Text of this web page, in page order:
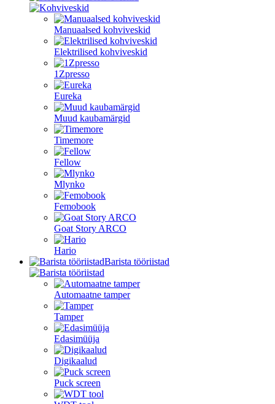
Manuaalsed kohviveskid
Elektrilised kohviveskid
1Zpresso
Eureka
Muud kaubamärgid
Timemore
Fellow
Mlynko
Femobook
Goat Story ARCO
Hario
Barista tööriistad
Automaatne tamper
Tamper
Edasimüüja
Digikaalud
Puck screen